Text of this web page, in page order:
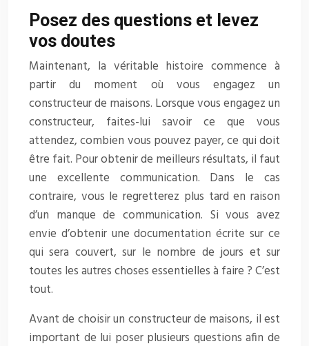
Posez des questions et levez
vos doutes
Maintenant, la véritable histoire commence à
partir du moment où vous engagez un
constructeur de maisons. Lorsque vous engagez un
constructeur, faites-lui savoir ce que vous
attendez, combien vous pouvez payer, ce qui doit
être fait. Pour obtenir de meilleurs résultats, il faut
une excellente communication. Dans le cas
contraire, vous le regretterez plus tard en raison
d’un manque de communication. Si vous avez
envie d’obtenir une documentation écrite sur ce
qui sera couvert, sur le nombre de jours et sur
toutes les autres choses essentielles à faire ? C’est
tout.
Avant de choisir un constructeur de maisons, il est
important de lui poser plusieurs questions afin de